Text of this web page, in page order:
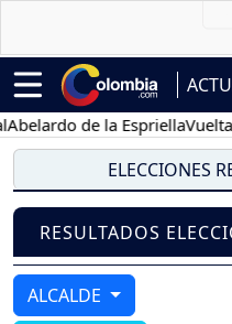
de la EspriellaVuelta
ELECCIONES
RESULTADOS
ALCALDE